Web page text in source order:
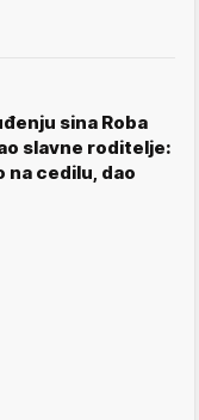
sina Roba
slavne roditelje:
na cedilu, dao